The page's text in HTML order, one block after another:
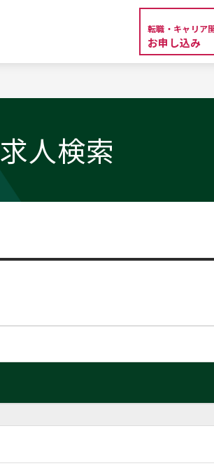
転職・キャリア
お申し込み
求人検索